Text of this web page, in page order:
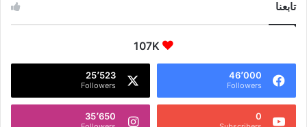
تابعنا
107K
46٬000
Followers
25٬523
Followers
0 35٬650